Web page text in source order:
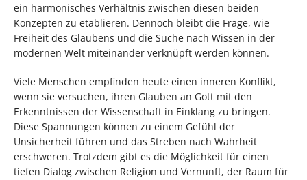
ein harmonisches Verhältnis zwischen diesen beiden
Konzepten zu etablieren. Dennoch bleibt die Frage, wie
Freiheit des Glaubens und die Suche nach Wissen in der
modernen Welt miteinander verknüpft werden können.
Viele Menschen empfinden heute einen inneren Konflikt,
wenn sie versuchen, ihren Glauben an Gott mit den
Erkenntnissen der Wissenschaft in Einklang zu bringen.
Diese Spannungen können zu einem Gefühl der
Unsicherheit führen und das Streben nach Wahrheit
erschweren. Trotzdem gibt es die Möglichkeit für einen
tiefen Dialog zwischen Religion und Vernunft, der Raum für